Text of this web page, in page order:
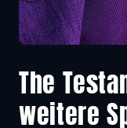
The
weitere